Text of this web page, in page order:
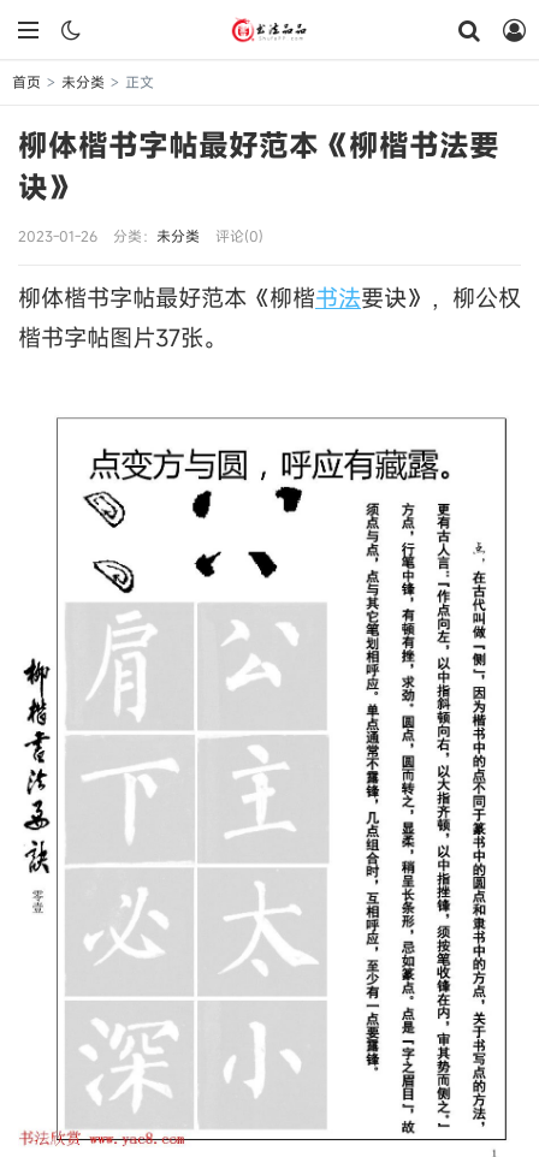
首页 > 未分类 > 正文
柳体楷书字帖最好范本《柳楷书法要
诀》
2023-01-26 分类： 未分类 评论(0)
柳体楷书字帖最好范本《柳楷书法要诀》，柳公权
楷书字帖图片37张。